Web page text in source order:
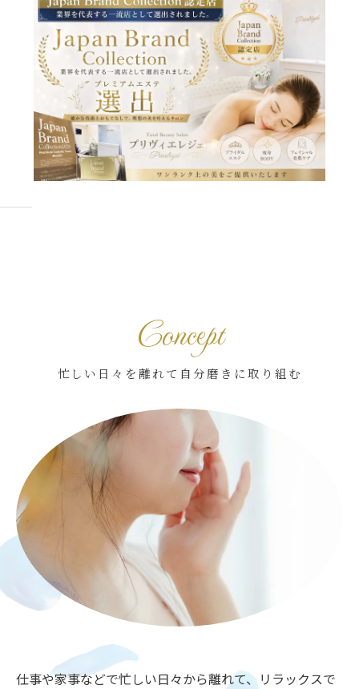
Concept
忙しい日々を離れて自分磨きに取り組む
仕事や家事などで忙しい日々から離れて、リラックスで